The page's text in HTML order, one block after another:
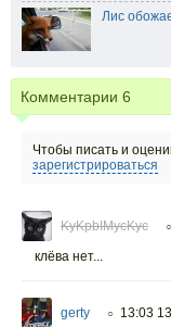
Лис
Комментарии 6
Чтобы писать и
зарегистрироваться
KyKpbIMycKyc
клёва нет...
gerty ○ 13:03